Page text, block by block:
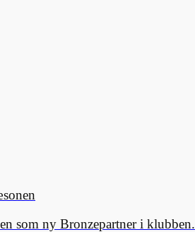
som ny Bronzepartner i klubben.